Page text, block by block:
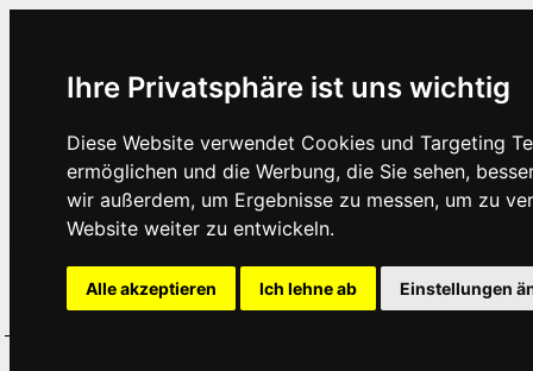
Ihre Privatsphäre ist uns wichtig
Diese Website verwendet Cookies und Targeting
ermöglichen und die Werbung, die Sie sehen,
wir außerdem, um Ergebnisse zu messen, um zu
Website weiter zu entwickeln.
Alle akzeptieren Ich lehne ab Einstellungen